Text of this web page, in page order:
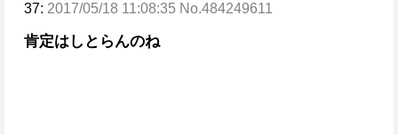
37: 2017/05/18 11:08:35 No.484249611
肯定はしとらんのね